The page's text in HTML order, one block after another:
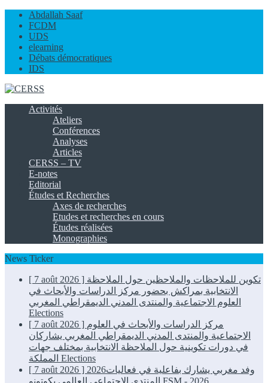
Abdallah Saaf
FCDM
UDS
elearning
Débats démocratiques
IDS
Activités
Ateliers
Conférences
Analyses
Articles
CERSS – TV
E-notes
Editorial
Études et Recherches
Axes de recherches
Etudes et recherches en cours
Études réalisées
Monographies
News Ticker
[ 7 août 2026 ] تكوين للملاحظات والملاحظين حول الملاحظة
الانتخابية بمراكش بحضور مركز الدراسات والأبحاث في
العلوم الاجتماعية والمنتدى المدني الديمقراطي المغربي
Elections
[ 7 août 2026 ] مركز الدراسات والأبحاث في العلوم
الاجتماعية والمنتدى المدني الديمقراطي المغربي يشاركان
في دورات تكوينية حول الملاحظة الانتخابية بمختلف جهات
Elections
[ 7 août 2026 ] 2026وفد مغربي يشارك بفاعلية في فعاليات
FSM - 2026